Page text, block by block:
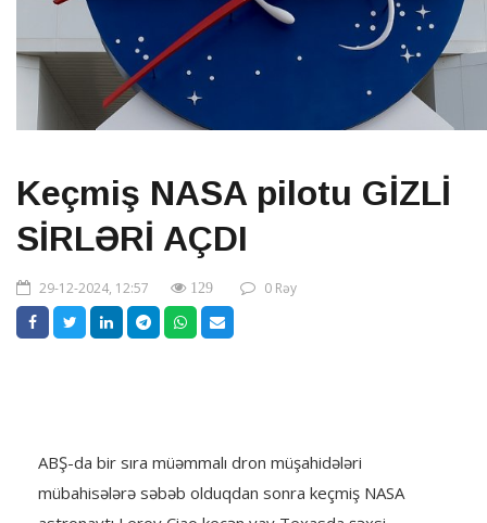
Keçmiş NASA pilotu GİZLİ
SİRLƏRİ AÇDI
29-12-2024, 12:57 129 0 Rəy
ABŞ-da bir sıra müəmmalı dron müşahidələri
mübahisələrə səbəb olduqdan sonra keçmiş NASA